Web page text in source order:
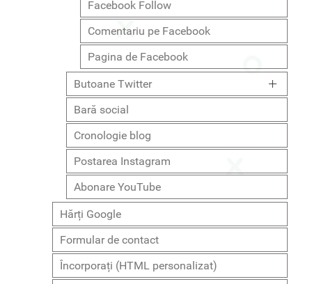
Facebook Follow
Comentariu pe Facebook
Pagina de Facebook
Butoane Twitter
Bară social
Cronologie blog
Postarea Instagram
Abonare YouTube
Hărți Google
Formular de contact
Încorporați (HTML personalizat)